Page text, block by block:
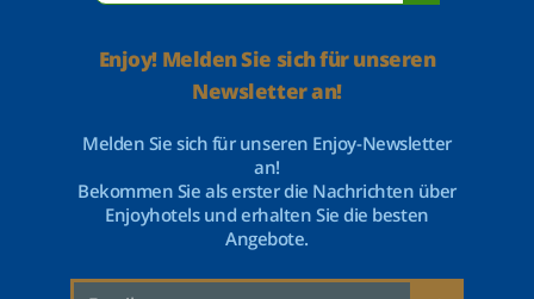
Enjoy! Melden Sie sich für unseren
Newsletter an!
Melden Sie sich für unseren Enjoy-Newsletter
an!
Bekommen Sie als erster die Nachrichten über
Enjoyhotels und erhalten Sie die besten
Angebote.